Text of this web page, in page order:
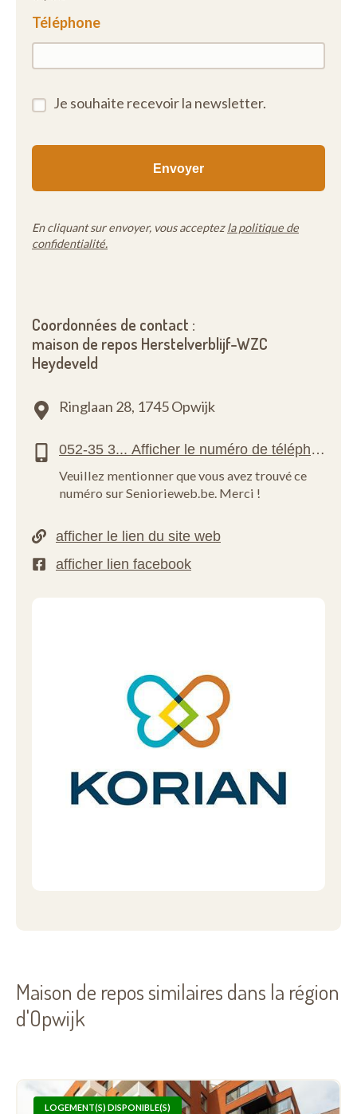
Téléphone
Je souhaite recevoir la newsletter.
En cliquant sur envoyer, vous acceptezla politique de
confidentialité.
Coordonnées de contact :
maison de repos Herstelverblijf-WZC
Heydeveld
Ringlaan 28, 1745 Opwijk
Veuillez mentionner que vous avez trouvé ce
numéro sur Seniorieweb.be. Merci !
Maison de repos similaires dans la région
d'Opwijk
LOGEMENT(S) DISPONIBLE(S)